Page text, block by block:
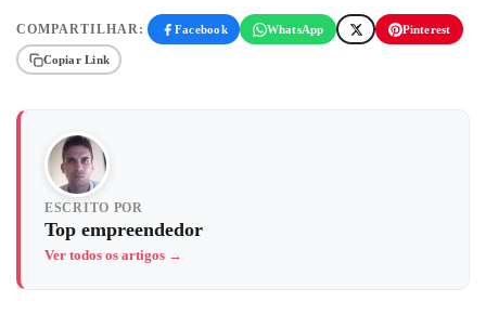
COMPARTILHAR: Facebook WhatsApp Pinterest
Copiar Link
ESCRITO POR
Top empreendedor
Ver todos os artigos →